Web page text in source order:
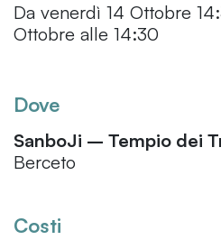
Da venerdì 14 Ottobre
Ottobre alle 14:30
Dove
SanboJi – Tempio dei
Berceto
Costi